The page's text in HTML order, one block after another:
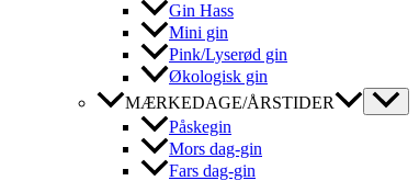
Gin Hass
Mini gin
Pink/Lyserød gin
Økologisk gin
MÆRKEDAGE/ÅRSTIDER
Påskegin
Mors dag-gin
Fars dag-gin